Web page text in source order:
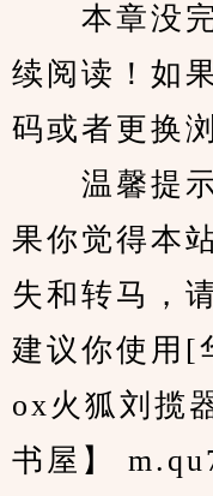
本章没完
续阅读！如
码或者更换
温馨提示
果你觉得本
失和转马，
建议你使用
ox火狐刘揽
书屋】